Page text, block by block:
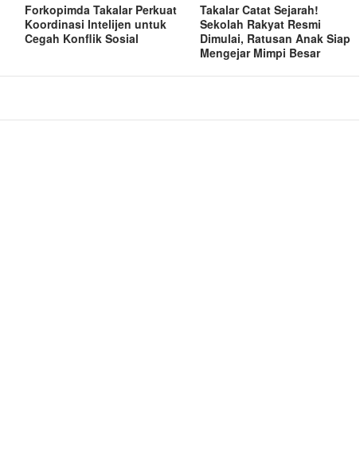
Forkopimda Takalar Perkuat
Koordinasi Intelijen untuk
Cegah Konflik Sosial
Takalar Catat Sejarah!
Sekolah Rakyat Resmi
Dimulai, Ratusan Anak Siap
Mengejar Mimpi Besar